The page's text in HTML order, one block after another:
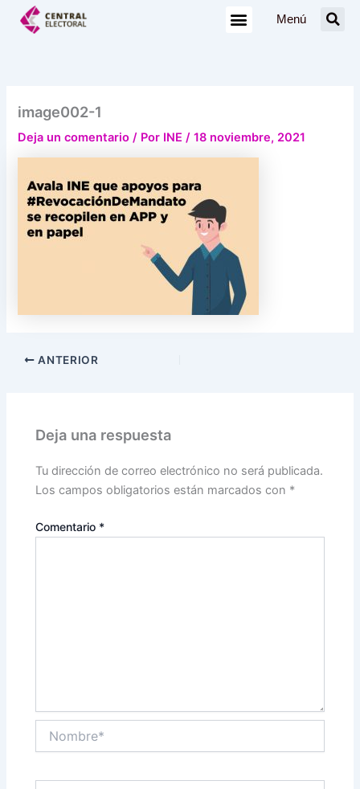
Menú
image002-1
Deja un comentario / Por INE/18 noviembre, 2021
ANTERIOR
Deja una respuesta
Tu dirección de correo electrónico no será publicada.
Los campos obligatorios están marcados con *
Comentario *